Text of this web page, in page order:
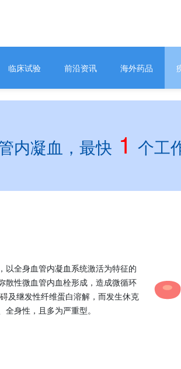
临床试验 前沿资讯 海外药品
内凝血，最快 1 个工
以全身血管内凝血系统激活为特征的
散性微血管内血栓形成，造成微循环
及继发性纤维蛋白溶解，而发生休克
身性，且多为严重型。